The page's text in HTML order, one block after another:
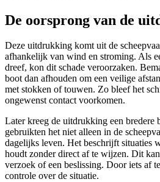
De oorsprong van de
Deze uitdrukking komt uit de
afhankelijk van wind en stroming. Als
dreef, kon dit schade veroorzaken.
boot dan afhouden om een veilige
met stokken of touwen. Zo bleef het
ongewenst contact voorkomen.
Later kreeg de uitdrukking een bredere
gebruikten het niet alleen in de
dagelijks leven. Het beschrijft situaties
houdt zonder direct af te wijzen. Dit
verzoek of een beslissing. Door iets af
controle over de situatie.